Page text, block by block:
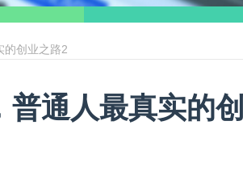
的创业之路2
通人最真实的